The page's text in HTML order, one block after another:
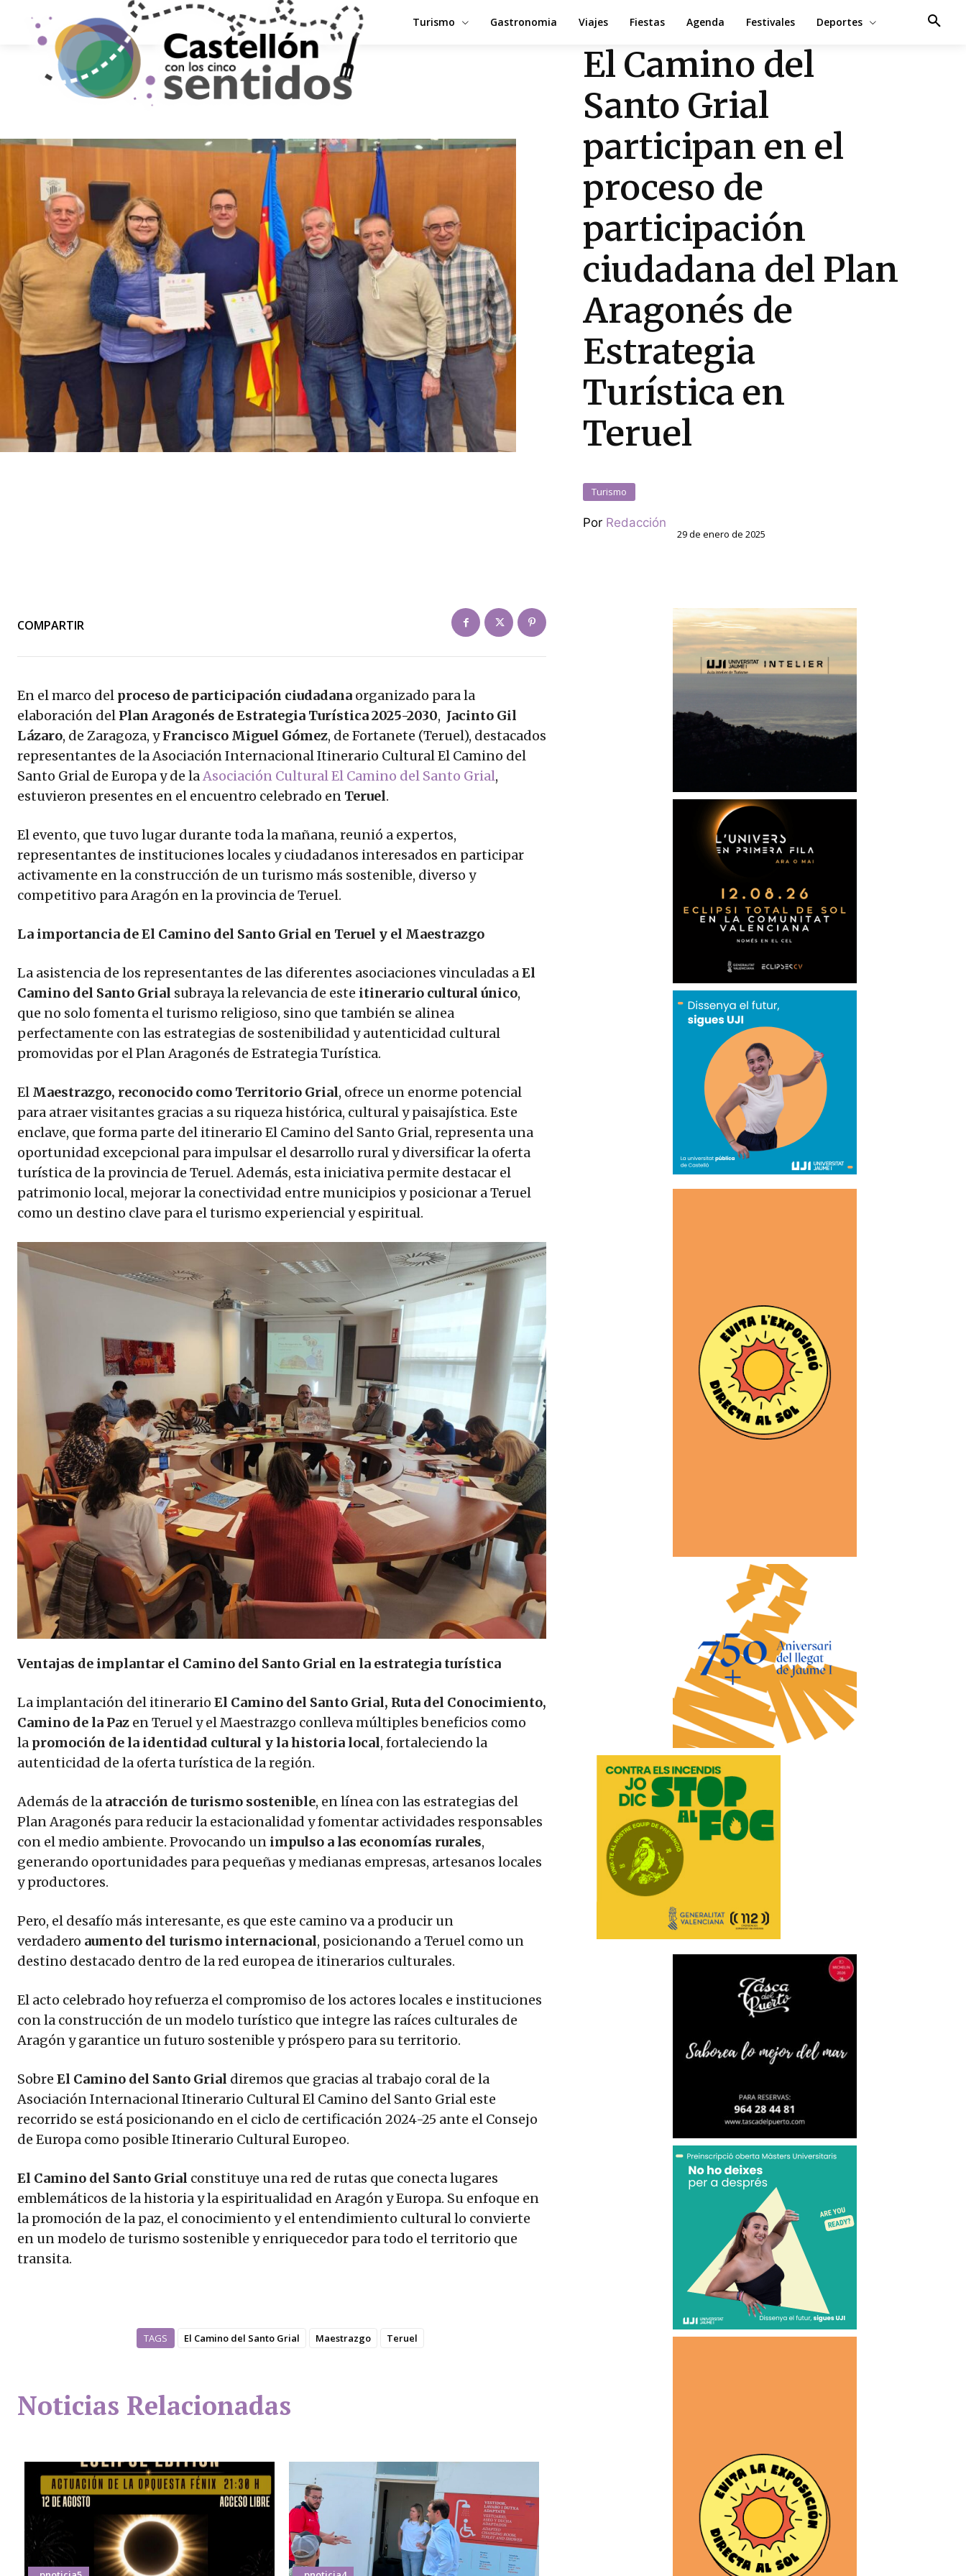
Turismo Gastronomia Viajes Fiestas Agenda Festivales Deportes
El Camino del
Santo Grial
participan en el
proceso de
participación
ciudadana del Plan
Aragonés de
Estrategia
Turística en
Teruel
Turismo
Por Redacción
29 de enero de 2025
COMPARTIR
En el marco del proceso de participación ciudadana organizado para la
elaboración del Plan Aragonés de Estrategia Turística 2025-2030, Jacinto Gil
Lázaro, de Zaragoza, yFrancisco Miguel Gómez, de Fortanete (Teruel), destacados
representantes de la Asociación Internacional Itinerario Cultural El Camino del
Santo Grial de Europa y de laAsociación Cultural El Camino del Santo Grial,
estuvieron presentes en el encuentro celebrado en Teruel.
El evento, que tuvo lugar durante toda la mañana, reunió a expertos,
representantes de instituciones locales y ciudadanos interesados en participar
activamente en la construcción de un turismo más sostenible, diverso y
competitivo para Aragón en la provincia de Teruel.
La importancia de El Camino del Santo Grial en Teruel y el Maestrazgo
La asistencia de los representantes de las diferentes asociaciones vinculadas aEl
Camino del Santo Grial subraya la relevancia de este itinerario cultural único,
que no solo fomenta el turismo religioso, sino que también se alinea
perfectamente con las estrategias de sostenibilidad y autenticidad cultural
promovidas por el Plan Aragonés de Estrategia Turística.
El Maestrazgo, reconocido como Territorio Grial, ofrece un enorme potencial
para atraer visitantes gracias a su riqueza histórica, cultural y paisajística. Este
enclave, que forma parte del itinerario El Camino del Santo Grial, representa una
oportunidad excepcional para impulsar el desarrollo rural y diversificar la oferta
turística de la provincia de Teruel. Además, esta iniciativa permite destacar el
patrimonio local, mejorar la conectividad entre municipios y posicionar a Teruel
como un destino clave para el turismo experiencial y espiritual.
Ventajas de implantar el Camino del Santo Grial en la estrategia turística
La implantación del itinerario El Camino del Santo Grial, Ruta del Conocimiento,
Camino de la Paz en Teruel y el Maestrazgo conlleva múltiples beneficios como
la promoción de la identidad cultural y la historia local, fortaleciendo la
autenticidad de la oferta turística de la región.
Además de la atracción de turismo sostenible, en línea con las estrategias del
Plan Aragonés para reducir la estacionalidad y fomentar actividades responsables
con el medio ambiente. Provocando un impulso a las economías rurales,
generando oportunidades para pequeñas y medianas empresas, artesanos locales
y productores.
Pero, el desafío más interesante, es que este camino va a producir un
verdadero aumento del turismo internacional, posicionando a Teruel como un
destino destacado dentro de la red europea de itinerarios culturales.
El acto celebrado hoy refuerza el compromiso de los actores locales e instituciones
con la construcción de un modelo turístico que integre las raíces culturales de
Aragón y garantice un futuro sostenible y próspero para su territorio.
Sobre El Camino del Santo Grial diremos que gracias al trabajo coral de la
Asociación Internacional Itinerario Cultural El Camino del Santo Grial este
recorrido se está posicionando en el ciclo de certificación 2024-25 ante el Consejo
de Europa como posible Itinerario Cultural Europeo.
El Camino del Santo Grial constituye una red de rutas que conecta lugares
emblemáticos de la historia y la espiritualidad en Aragón y Europa. Su enfoque en
la promoción de la paz, el conocimiento y el entendimiento cultural lo convierte
en un modelo de turismo sostenible y enriquecedor para todo el territorio que
transita.
TAGS El Camino del Santo Grial Maestrazgo Teruel
Noticias Relacionadas